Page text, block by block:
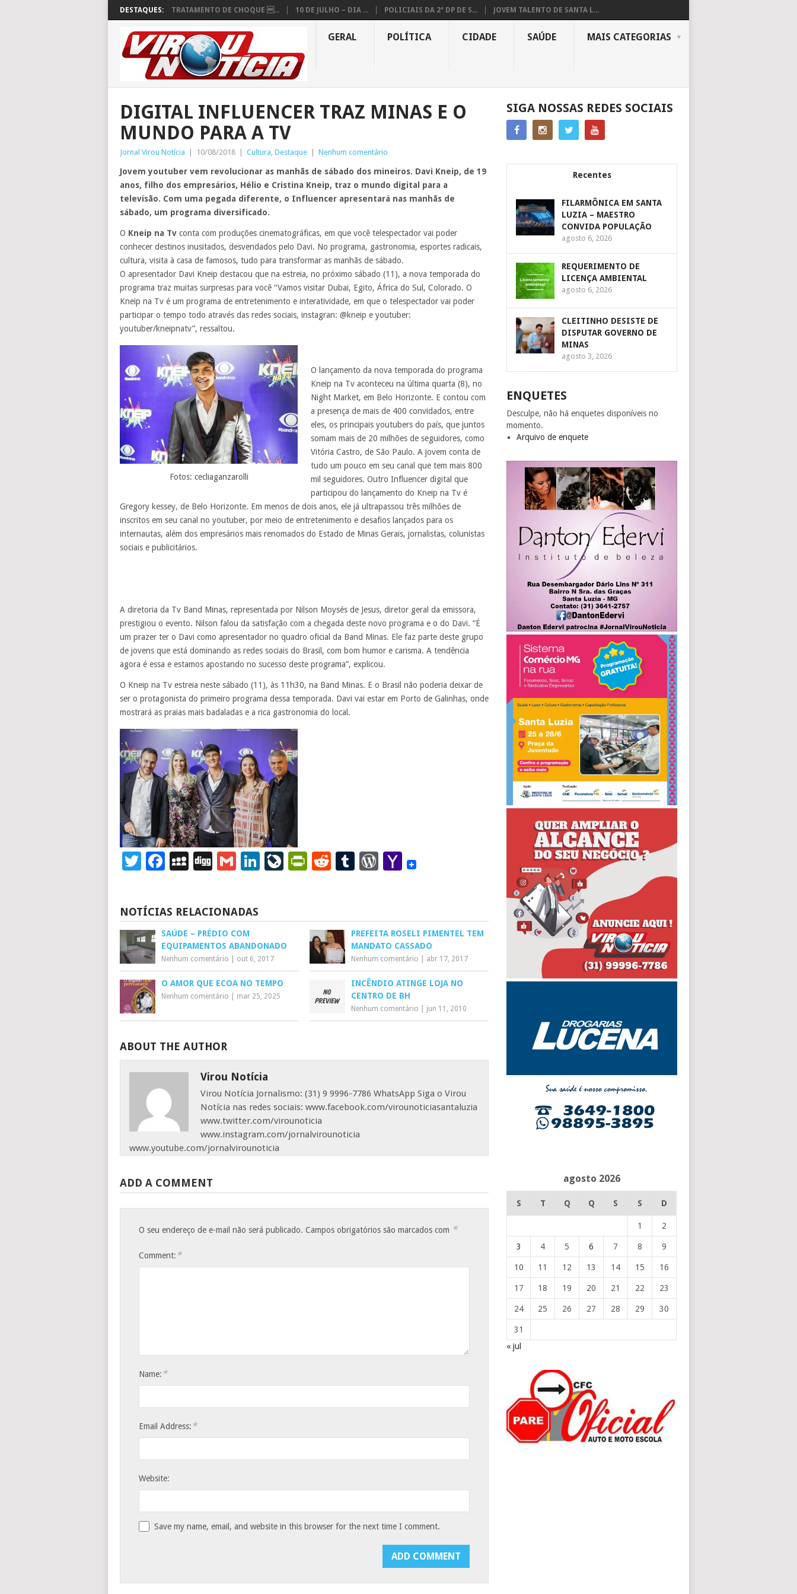
DESTAQUES: TRATAMENTO DE CHOQUE ... 10 DE JULHO – DIA ... POLICIAIS DA 2ª DP DE S... JOVEM TALENTO DE SANTA L...
GERAL POLÍTICA CIDADE SAÚDE MAIS CATEGORIAS
DIGITAL INFLUENCER TRAZ MINAS E O
MUNDO PARA A TV
Jornal Virou Notícia 10/08/2018 Cultura, Destaque Nenhum comentário
Jovem youtuber vem revolucionar as manhãs de sábado dos mineiros. Davi Kneip, de 19
anos, filho dos empresários, Hélio e Cristina Kneip, traz o mundo digital para a
televisão. Com uma pegada diferente, o Influencer apresentará nas manhãs de
sábado, um programa diversificado.
O Kneip na Tv conta com produções cinematográficas, em que você telespectador vai poder
conhecer destinos inusitados, desvendados pelo Davi. No programa, gastronomia, esportes radicais,
cultura, visita à casa de famosos, tudo para transformar as manhãs de sábado.
O apresentador Davi Kneip destacou que na estreia, no próximo sábado (11), a nova temporada do
programa traz muitas surpresas para você “Vamos visitar Dubai, Egito, África do Sul, Colorado. O
Kneip na Tv é um programa de entretenimento e interatividade, em que o telespectador vai poder
participar o tempo todo através das redes sociais, instagran: @kneip e youtuber:
youtuber/kneipnatv”, ressaltou.
Fotos: cecliaganzarolli
O lançamento da nova temporada do programa
Kneip na Tv aconteceu na última quarta (8), no
Night Market, em Belo Horizonte. E contou com
a presença de mais de 400 convidados, entre
eles, os principais youtubers do país, que juntos
somam mais de 20 milhões de seguidores, como
Vitória Castro, de São Paulo. A jovem conta de
tudo um pouco em seu canal que tem mais 800
mil seguidores. Outro Influencer digital que
participou do lançamento do Kneip na Tv é
Gregory kessey, de Belo Horizonte. Em menos de dois anos, ele já ultrapassou três milhões de
inscritos em seu canal no youtuber, por meio de entretenimento e desafios lançados para os
internautas, além dos empresários mais renomados do Estado de Minas Gerais, jornalistas, colunistas
sociais e publicitários.
A diretoria da Tv Band Minas, representada por Nilson Moysés de Jesus, diretor geral da emissora,
prestigiou o evento. Nilson falou da satisfação com a chegada deste novo programa e o do Davi. “É
um prazer ter o Davi como apresentador no quadro oficial da Band Minas. Ele faz parte deste grupo
de jovens que está dominando as redes sociais do Brasil, com bom humor e carisma. A tendência
agora é essa e estamos apostando no sucesso deste programa”, explicou.
O Kneip na Tv estreia neste sábado (11), às 11h30, na Band Minas. E o Brasil não poderia deixar de
ser o protagonista do primeiro programa dessa temporada. Davi vai estar em Porto de Galinhas, onde
mostrará as praias mais badaladas e a rica gastronomia do local.
Twitter
Facebook
MySpace
DiggGmailLinkedIn
LiveJournal
PrintFriendly
RedditTumblr
WordPress
Yahoo
NOTÍCIAS RELACIONADAS
SAÚDE – PRÉDIO COM
EQUIPAMENTOS ABANDONADO
Nenhum comentário out 6, 2017
PREFEITA ROSELI PIMENTEL TEM
MANDATO CASSADO
Nenhum comentário abr 17, 2017
O AMOR QUE ECOA NO TEMPO
Nenhum comentário mar 25, 2025
INCÊNDIO ATINGE LOJA NO
CENTRO DE BH
Nenhum comentário jun 11, 2010
ABOUT THE AUTHOR
Virou Notícia
Virou Notícia Jornalismo: (31) 9 9996-7786 WhatsApp Siga o Virou
Notícia nas redes sociais: www.facebook.com/virounoticiasantaluzia
www.twitter.com/virounoticia
www.instagram.com/jornalvirounoticia
www.youtube.com/jornalvirounoticia
ADD A COMMENT
O seu endereço de e-mail não será publicado. Campos obrigatórios são marcados com *
Comment: *
Name: *
Email Address: *
Website:
Save my name, email, and website in this browser for the next time I comment.
SIGA NOSSAS REDES SOCIAIS
Recentes
FILARMÔNICA EM SANTA
LUZIA – MAESTRO
CONVIDA POPULAÇÃO
agosto 6, 2026
REQUERIMENTO DE
LICENÇA AMBIENTAL
agosto 6, 2026
CLEITINHO DESISTE DE
DISPUTAR GOVERNO DE
MINAS
agosto 3, 2026
ENQUETES
Desculpe, não há enquetes disponíveis no
momento.
Arquivo de enquete
agosto 2026
S T Q Q S S D
1 2
3 4 5 6 7 8 9
10 11 12 13 14 15 16
17 18 19 20 21 22 23
24 25 26 27 28 29 30
31
« jul